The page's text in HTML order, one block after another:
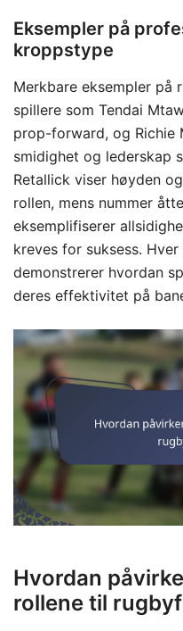
Eksempler på
kroppstype
Merkbare eksempler på
spillere som Tendai
prop-forward, og Richie
smidighet og lederskap
Retallick viser høyden
rollen, mens nummer
eksemplifiserer
kreves for suksess.
demonstrerer hvordan
deres effektivitet på
Hvordan
rollene til